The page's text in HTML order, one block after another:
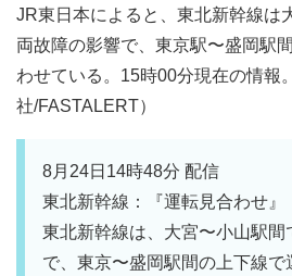
JR東日本によると、東北新幹線は
両故障の影響で、東京駅〜盛岡駅
わせている。15時00分現在の情報
社/FASTALERT）
8月24日14時48分 配信
東北新幹線：『運転見合わせ』
東北新幹線は、大宮〜小山駅間
で、東京〜盛岡駅間の上下線で